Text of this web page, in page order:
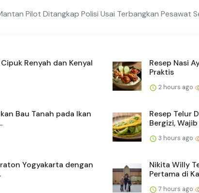
Pilot Ditangkap Polisi Usai Terbangkan Pesawat
Renyah dan Kenyal
Resep Nasi
Praktis
2 hours ago
Bau Tanah pada Ikan
Resep Telur
Bergizi, Wajib
3 hours ago
Yogyakarta dengan
Nikita Willy
Pertama di
7 hours ago